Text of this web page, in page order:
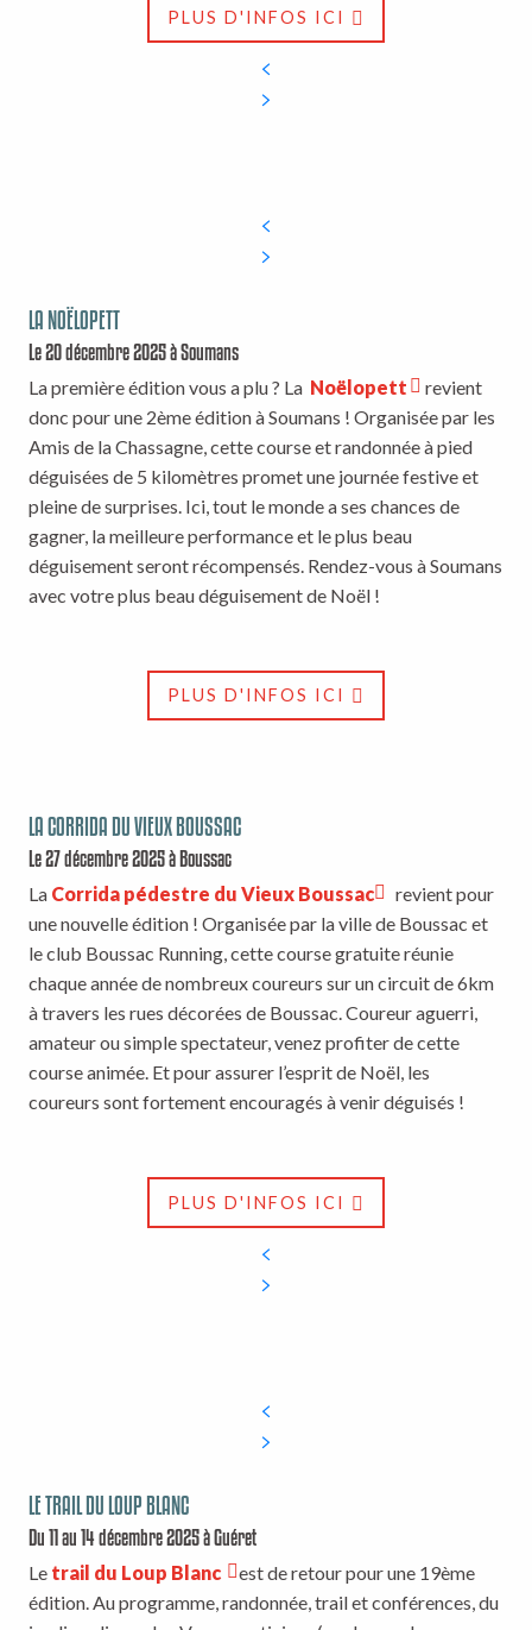
PLUS D'INFOS ICI
LA NOËLOPETT
Le 20 décembre 2025 à Soumans
La première édition vous a plu ? La Noëlopett
revient
donc pour une 2ème édition à Soumans ! Organisée par les
Amis de la Chassagne, cette course et randonnée à pied
déguisées de 5 kilomètres promet une journée festive et
pleine de surprises. Ici, tout le monde a ses chances de
gagner, la meilleure performance et le plus beau
déguisement seront récompensés. Rendez-vous à Soumans
avec votre plus beau déguisement de Noël !
PLUS D'INFOS ICI
LA CORRIDA DU VIEUX BOUSSAC
Le 27 décembre 2025 à Boussac
La Corrida pédestre du Vieux Boussac
revient pour
une nouvelle édition ! Organisée par la ville de Boussac et
le club Boussac Running, cette course gratuite réunie
chaque année de nombreux coureurs sur un circuit de 6km
à travers les rues décorées de Boussac. Coureur aguerri,
amateur ou simple spectateur, venez profiter de cette
course animée. Et pour assurer l’esprit de Noël, les
coureurs sont fortement encouragés à venir déguisés !
PLUS D'INFOS ICI
LE TRAIL DU LOUP BLANC
Du 11 au 14 décembre 2025 à Guéret
Le trail du Loup Blanc
est de retour pour une 19ème
édition. Au programme, randonnée, trail et conférences, du